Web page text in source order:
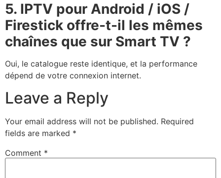
5. IPTV pour Android / iOS /
Firestick offre-t-il les mêmes
chaînes que sur Smart TV ?
Oui, le catalogue reste identique, et la performance
dépend de votre connexion internet.
Leave a Reply
Your email address will not be published. Required
fields are marked *
Comment *